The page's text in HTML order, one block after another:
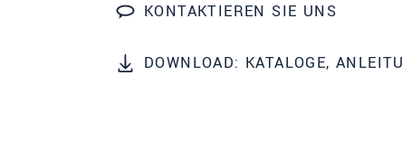
KONTAKTIEREN SIE UNS
DOWNLOAD: KATALOGE,